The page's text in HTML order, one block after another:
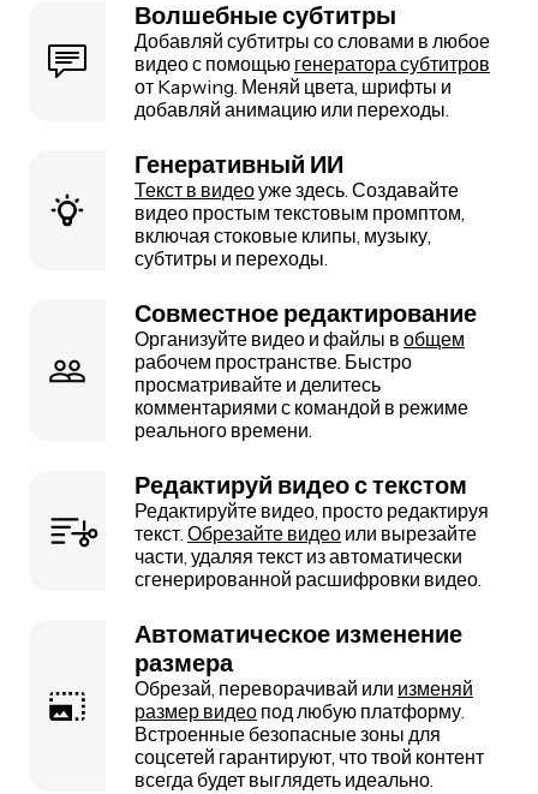
Волшебные субтитры
Добавляй субтитры со словами в любое
видео с помощью генератора субтитров
от Kapwing. Меняй цвета, шрифты и
добавляй анимацию или переходы.
Генеративный ИИ
Текст в видеоуже здесь. Создавайте
видео простым текстовым промптом,
включая стоковые клипы, музыку,
субтитры и переходы.
Совместное редактирование
Организуйте видео и файлы в общем
рабочем пространстве. Быстро
просматривайте и делитесь
комментариями с командой в режиме
реального времени.
Редактируй видео с текстом
Редактируйте видео, просто редактируя
текст. Обрезайте видео или вырезайте
части, удаляя текст из автоматически
сгенерированной расшифровки видео.
Автоматическое изменение
размера
Обрезай, переворачивай или изменяй
размер видео под любую платформу.
Встроенные безопасные зоны для
соцсетей гарантируют, что твой контент
всегда будет выглядеть идеально.